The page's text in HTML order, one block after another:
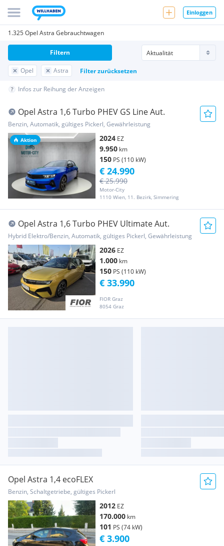
Einloggen
1.325 Opel Astra Gebrauchtwagen
Opel Astra Filter zurücksetzen
Filtern
Infos zur Reihung der Anzeigen
Aktion
Opel Astra 1,6 Turbo PHEV GS Line Aut.
Benzin, Automatik, gültiges Pickerl, Gewährleistung
2024 EZ
9.950 km
150 PS (110 kW)
Motor-City
1110 Wien, 11. Bezirk, Simmering
€ 25.990
€ 24.990
Opel Astra 1,6 Turbo PHEV Ultimate Aut.
Hybrid Elektro/Benzin, Automatik, gültiges Pickerl, Gewährleistung
2026 EZ
1.000 km
150 PS (110 kW)
FIOR Graz
8054 Graz
€ 33.990
Opel Astra 1,4 ecoFLEX
Benzin, Schaltgetriebe, gültiges Pickerl
2012 EZ
170.000 km
101 PS (74 kW)
€ 3.900